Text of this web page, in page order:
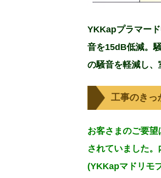
YKKapプラマー
音を15dB低減。
の騒音を軽減し、
工事のきっ
お客さまのご要
されていました
(YKKapマドリモ